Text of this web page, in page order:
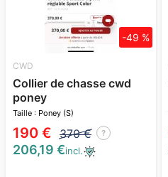
CWD
Collier de chasse cwd
poney
Taille : Poney (S)
190 € 370 € ?
-49 %
206,19 €incl.